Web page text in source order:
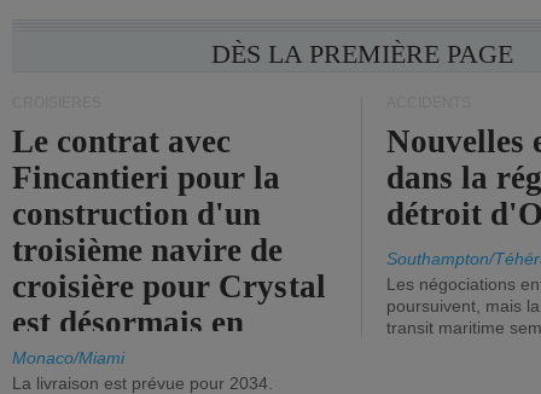
DÈS LA PREMIÈRE PAGE
Le contrat avec
Fincantieri pour la
construction d'un
troisième navire de
croisière pour Crystal
est désormais en
vigueur.
Monaco/Miami
La livraison est prévue pour 2034.
Nouvelles
dans la
détroit
Southampton/
Les négociations
poursuivent, mais
transit maritime